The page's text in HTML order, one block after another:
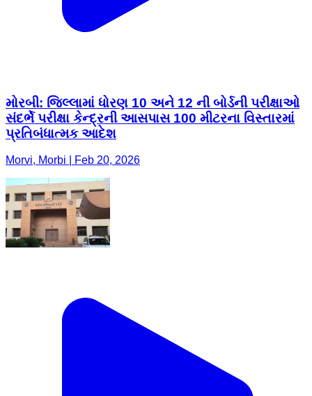
મોરબી: જિલ્લામાં ધોરણ 10 અને 12 ની બોર્ડની પરીક્ષાઓ
સંદર્ભે પરીક્ષા કેન્દ્રની આસપાસ 100 મીટરના વિસ્તારમાં
પ્રતિબંધાત્મક આદેશ
Morvi, Morbi | Feb 20, 2026